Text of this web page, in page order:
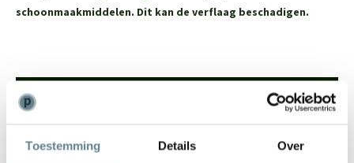
Toestemming Details Over
schoonmaakmiddelen. Dit kan de verflaag beschadigen.
team!